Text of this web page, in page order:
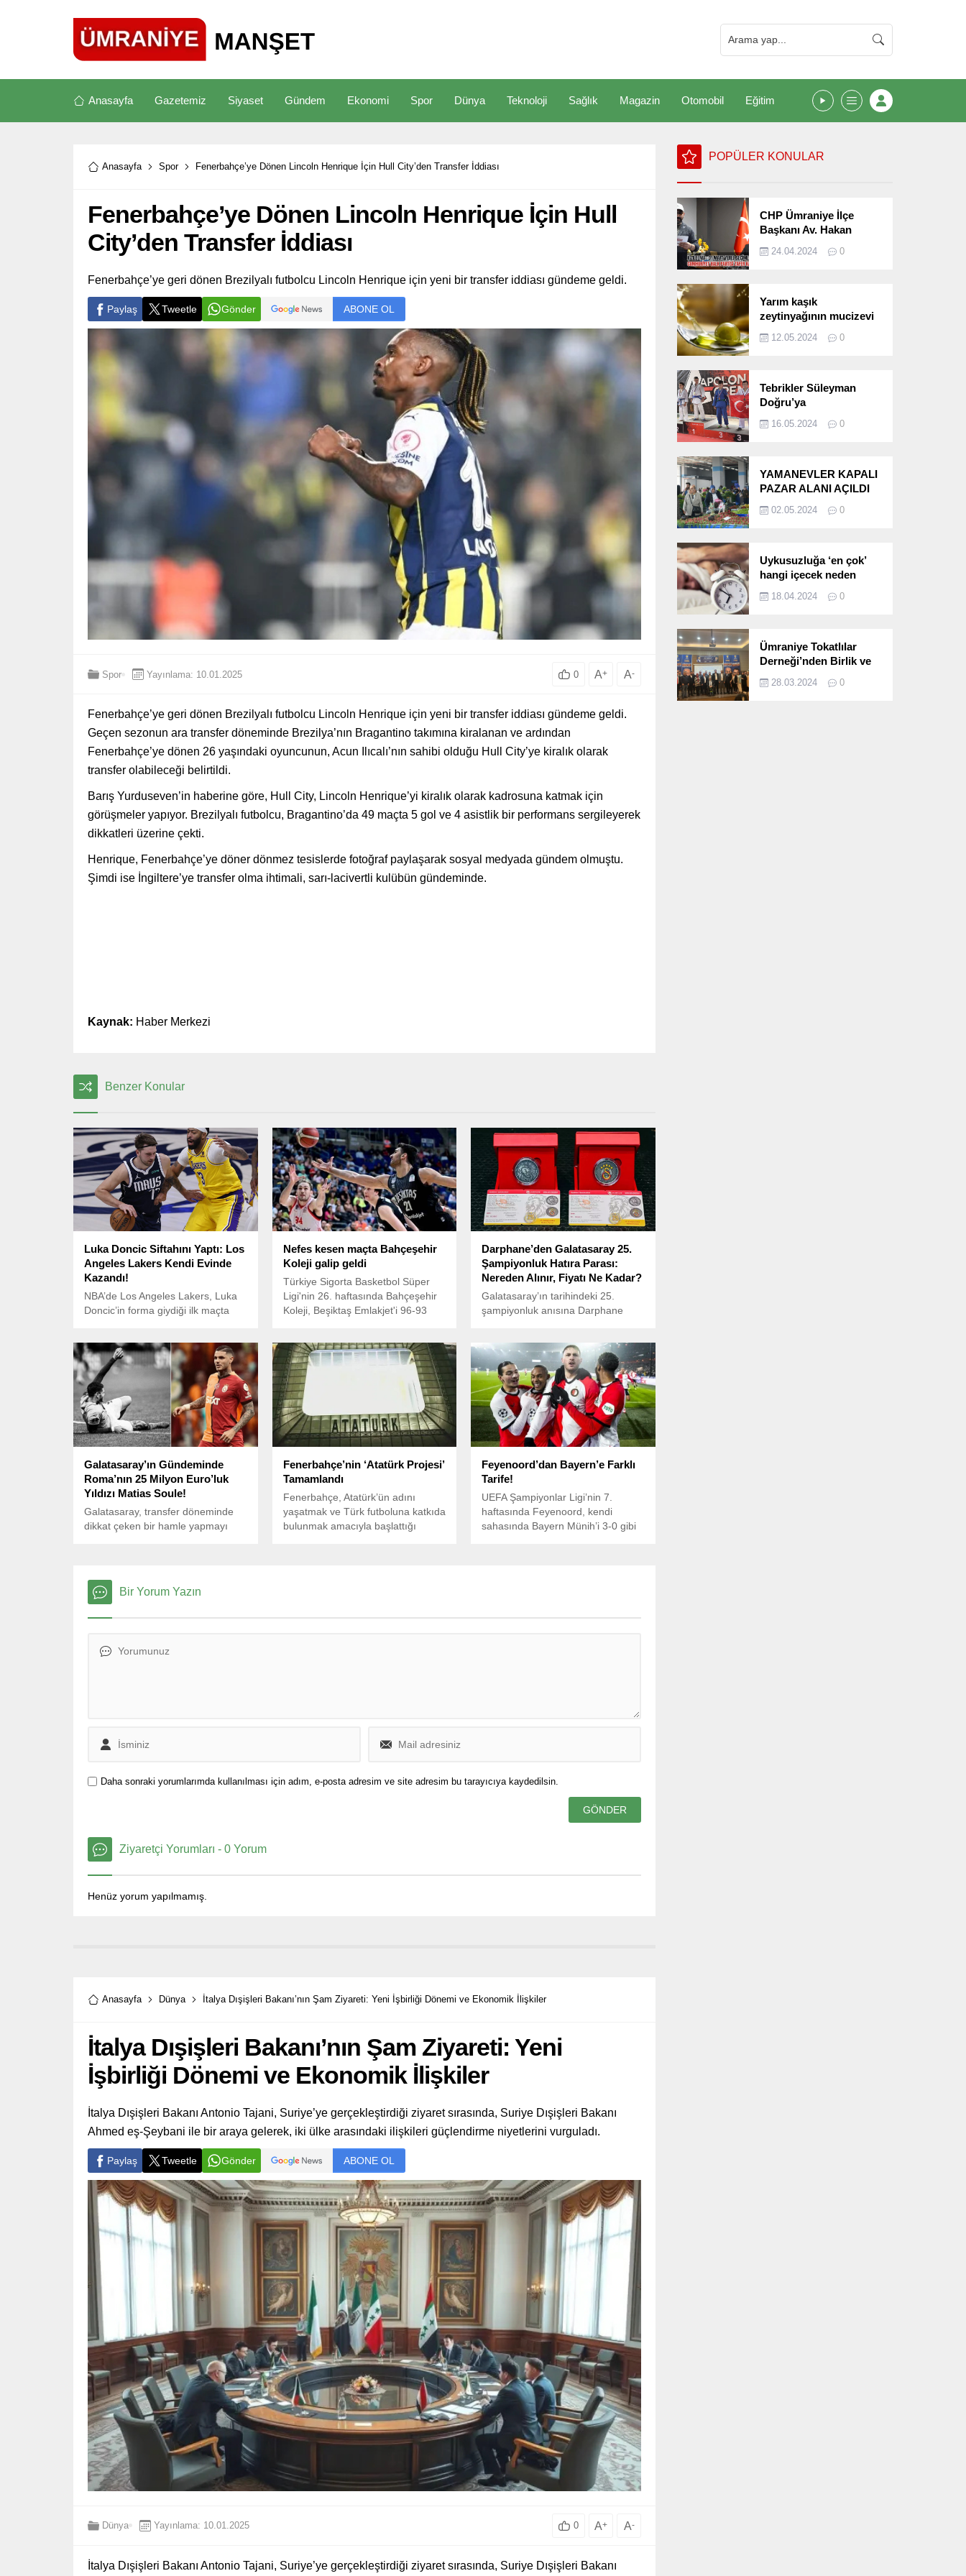
Anasayfa Gazetemiz Siyaset Gündem Ekonomi Spor Dünya Teknoloji Sağlık Magazin Otomobil Eğitim
Anasayfa Spor Fenerbahçe’ye Dönen Lincoln Henrique İçin Hull City’den Transfer İddiası
Fenerbahçe’ye Dönen Lincoln Henrique İçin Hull
City’den Transfer İddiası
Fenerbahçe’ye geri dönen Brezilyalı futbolcu Lincoln Henrique için yeni bir transfer iddiası gündeme geldi.
Paylaş Tweetle Gönder ABONE OL
Spor Yayınlama: 10.01.2025 0 A+ A-
Fenerbahçe’ye geri dönen Brezilyalı futbolcu Lincoln Henrique için yeni bir transfer iddiası gündeme geldi.
Geçen sezonun ara transfer döneminde Brezilya’nın Bragantino takımına kiralanan ve ardından
Fenerbahçe’ye dönen 26 yaşındaki oyuncunun, Acun Ilıcalı’nın sahibi olduğu Hull City’ye kiralık olarak
transfer olabileceği belirtildi.
Barış Yurduseven’in haberine göre, Hull City, Lincoln Henrique’yi kiralık olarak kadrosuna katmak için
görüşmeler yapıyor. Brezilyalı futbolcu, Bragantino’da 49 maçta 5 gol ve 4 asistlik bir performans sergileyerek
dikkatleri üzerine çekti.
Henrique, Fenerbahçe’ye döner dönmez tesislerde fotoğraf paylaşarak sosyal medyada gündem olmuştu.
Şimdi ise İngiltere’ye transfer olma ihtimali, sarı-lacivertli kulübün gündeminde.
Kaynak: Haber Merkezi
Benzer Konular
Luka Doncic Siftahını Yaptı: Los
Angeles Lakers Kendi Evinde
Kazandı!
NBA’de Los Angeles Lakers, Luka
Doncic’in forma giydiği ilk maçta
skoreri, 24 sayı, 7 ribaunt ve 8
asistle galibiyete katkı sağlayan
LeBron James oldu.
Nefes kesen maçta Bahçeşehir
Koleji galip geldi
Türkiye Sigorta Basketbol Süper
Ligi'nin 26. haftasında Bahçeşehir
Koleji, Beşiktaş Emlakjet'i 96-93
Darphane’den Galatasaray 25.
Şampiyonluk Hatıra Parası:
Nereden Alınır, Fiyatı Ne Kadar?
Galatasaray’ın tarihindeki 25.
şampiyonluk anısına Darphane
tarafından büyük ilgi görüyor.
Galatasaray’ın Gündeminde
Roma’nın 25 Milyon Euro’luk
Yıldızı Matias Soule!
Galatasaray, transfer döneminde
dikkat çeken bir hamle yapmayı
döneminde 25.6 milyon Euro’ya
kadrosuna kattığı Matias Soule’yi
Fenerbahçe’nin ‘Atatürk Projesi’
Tamamlandı
Fenerbahçe, Atatürk’ün adını
yaşatmak ve Türk futboluna katkıda
bulunmak amacıyla başlattığı
Feyenoord’dan Bayern’e Farklı
Tarife!
UEFA Şampiyonlar Ligi’nin 7.
haftasında Feyenoord, kendi
sahasında Bayern Münih’i 3-0 gibi
Bir Yorum Yazın
Daha sonraki yorumlarımda kullanılması için adım, e-posta adresim ve site adresim bu tarayıcıya kaydedilsin.
Ziyaretçi Yorumları - 0 Yorum
Henüz yorum yapılmamış.
Anasayfa Dünya İtalya Dışişleri Bakanı’nın Şam Ziyareti: Yeni İşbirliği Dönemi ve Ekonomik İlişkiler
İtalya Dışişleri Bakanı’nın Şam Ziyareti: Yeni
İşbirliği Dönemi ve Ekonomik İlişkiler
İtalya Dışişleri Bakanı Antonio Tajani, Suriye’ye gerçekleştirdiği ziyaret sırasında, Suriye Dışişleri Bakanı
Ahmed eş-Şeybani ile bir araya gelerek, iki ülke arasındaki ilişkileri güçlendirme niyetlerini vurguladı.
Paylaş Tweetle Gönder ABONE OL
Dünya Yayınlama: 10.01.2025 0 A+ A-
İtalya Dışişleri Bakanı Antonio Tajani, Suriye’ye gerçekleştirdiği ziyaret sırasında, Suriye Dışişleri Bakanı
POPÜLER KONULAR
CHP Ümraniye İlçe
Başkanı Av. Hakan
Seçimlerini
24.04.2024 0
Yarım kaşık
zeytinyağının mucizevi
12.05.2024 0
Tebrikler Süleyman
Doğru’ya
16.05.2024 0
YAMANEVLER KAPALI
PAZAR ALANI AÇILDI
02.05.2024 0
Uykusuzluğa ‘en çok’
hangi içecek neden
18.04.2024 0
Ümraniye Tokatlılar
Derneği’nden Birlik ve
Programı
28.03.2024 0